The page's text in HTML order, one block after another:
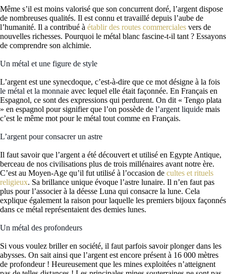
Même s’il est moins valorisé que son concurrent doré, l’argent dispose
de nombreuses qualités. Il est connu et travaillé depuis l’aube de
l’humanité. Il a contribué à établir des routes commerciales vers de
nouvelles richesses. Pourquoi le métal blanc fascine-t-il tant ? Essayons
de comprendre son alchimie.
Un métal et une figure de style
L’argent est une synecdoque, c’est-à-dire que ce mot désigne à la fois
le métal et la monnaie avec lequel elle était façonnée. En Français en
Espagnol, ce sont des expressions qui perdurent. On dit « Tengo plata
» en espagnol pour signifier que l’on possède de l’argent liquide mais
c’est le même mot pour le métal tout comme en Français.
L’argent pour consacrer un astre
Il faut savoir que l’argent a été découvert et utilisé en Egypte Antique,
berceau de nos civilisations plus de trois millénaires avant notre ère.
C’est au Moyen-Age qu’il fut utilisé à l’occasion de cultes et rituels
religieux. Sa brillance unique évoque l’astre lunaire. Il n’en faut pas
plus pour l’associer à la déesse Luna qui consacre la lune. Cela
explique également la raison pour laquelle les premiers bijoux façonnés
dans ce métal représentaient des demies lunes.
Un métal des profondeurs
Si vous voulez briller en société, il faut parfois savoir plonger dans les
abysses. On sait ainsi que l’argent est encore présent à 16 000 mètres
de profondeur ! Heureusement que les mines exploitées n’atteignent